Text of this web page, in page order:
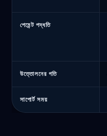
পেমেন্ট পদ্ধতি
উত্তোলনের গতি
সাপোর্ট সময়